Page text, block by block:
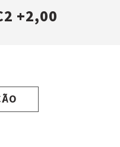
+2,00